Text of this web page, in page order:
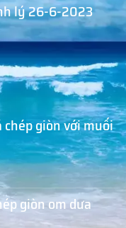
lý 26-6-2023
chép giòn với muối
giòn om dưa